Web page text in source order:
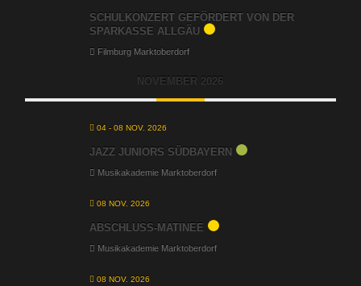
SCHULKONZERT GEFÖRDERT VON DER
SPARKASSE ALLGÄU
Filmburg Marktoberdorf
NOVEMBER 2026
04 - 08 NOV. 2026
JAZZ JUNIORS SÜDBAYERN
Musikakademie Marktoberdorf
08 NOV. 2026
ABSCHLUSS-MATINEE
Musikakademie Marktoberdorf
08 NOV. 2026